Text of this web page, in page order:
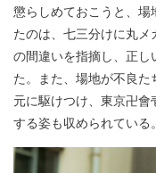
懲らしめておこうと、
たのは、七三分けに丸
の間違いを指摘し、正
た。また、場地が不良
元に駆けつけ、東京卍
する姿も収められている。